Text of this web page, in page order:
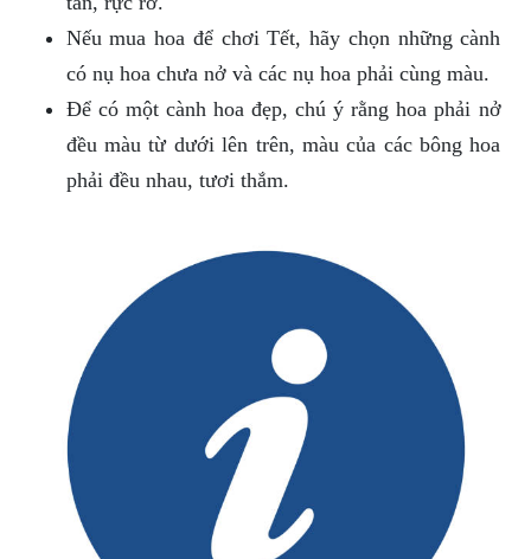
Nếu mua hoa để chơi Tết, hãy chọn những cành
có nụ hoa chưa nở và các nụ hoa phải cùng màu.
Để có một cành hoa đẹp, chú ý rằng hoa phải nở
đều màu từ dưới lên trên, màu của các bông hoa
phải đều nhau, tươi thắm.